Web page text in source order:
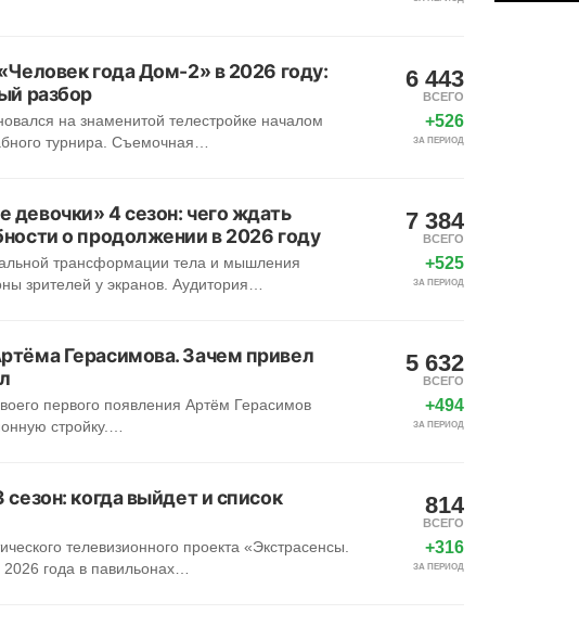
года Дом-2» в 2026 году:
разбор
на знаменитой телестройке началом
турнира. Съемочная…
6 443
ВСЕГО
+526
ЗА ПЕРИОД
4 сезон: чего ждать
о продолжении в 2026 году
трансформации тела и мышления
зрителей у экранов. Аудитория…
7 384
ВСЕГО
+525
ЗА ПЕРИОД
Герасимова. Зачем привел
первого появления Артём Герасимов
стройку.…
5 632
ВСЕГО
+494
ЗА ПЕРИОД
когда выйдет и список
телевизионного проекта «Экстрасенсы.
года в павильонах…
814
ВСЕГО
+316
ЗА ПЕРИОД